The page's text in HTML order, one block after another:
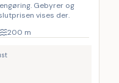
rengøring. Gebyrer og
vises der.
200 m